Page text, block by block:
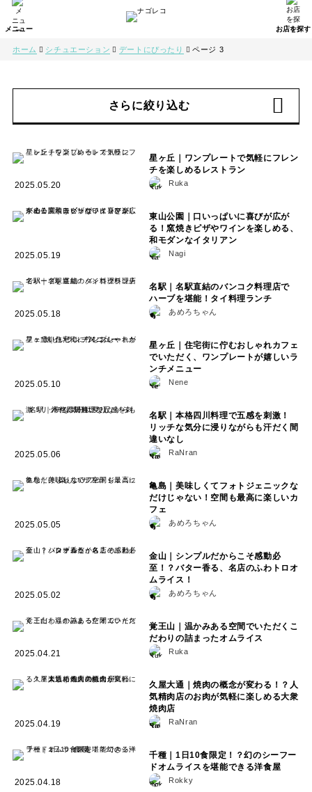
ホーム シチュエーション デートにぴったり ページ 3
さらに絞り込む
2025.05.20
星ヶ丘｜ワンプレートで気軽にフレン
チを楽しめるレストラン
Ruka
2025.05.19
東山公園｜口いっぱいに喜びが広が
る！窯焼きピザやワインを楽しめる、
和モダンなイタリアン
Nagi
2025.05.18
名駅｜名駅直結のバンコク料理店で
ハーブを堪能！タイ料理ランチ
あめろちゃん
2025.05.10
星ヶ丘｜住宅街に佇むおしゃれカフェ
でいただく、ワンプレートが嬉しいラ
ンチメニュー
Nene
2025.05.06
名駅｜本格四川料理で五感を刺激！
リッチな気分に浸りながらも汗だく間
違いなし
RaNran
2025.05.05
亀島｜美味しくてフォトジェニックな
だけじゃない！空間も最高に楽しいカ
フェ
あめろちゃん
2025.05.02
金山｜シンプルだからこそ感動必
至！？バター香る、名店のふわトロオ
ムライス！
あめろちゃん
2025.04.21
覚王山｜温かみある空間でいただくこ
だわりの詰まったオムライス
Ruka
2025.04.19
久屋大通｜焼肉の概念が変わる！？人
気精肉店のお肉が気軽に楽しめる大衆
焼肉店
RaNran
2025.04.18
千種｜1日10食限定！？幻のシーフー
ドオムライスを堪能できる洋食屋
Rokky